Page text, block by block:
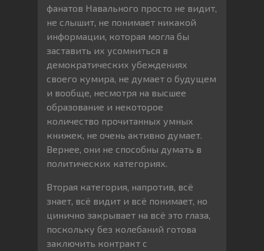
фанатов Навального просто не видит,
не слышит, не понимает никакой
информации, которая могла бы
заставить их усомниться в
демократических убеждениях
своего кумира, не думает о будущем
и вообще, несмотря на высшее
образование и некоторое
количество прочитанных умных
книжек, не очень активно думает.
Вернее, они не способны думать в
политических категориях.
Вторая категория, напротив, всё
знает, всё видит и всё понимает, но
цинично закрывает на всё это глаза,
поскольку без колебаний готова
заключить контракт с